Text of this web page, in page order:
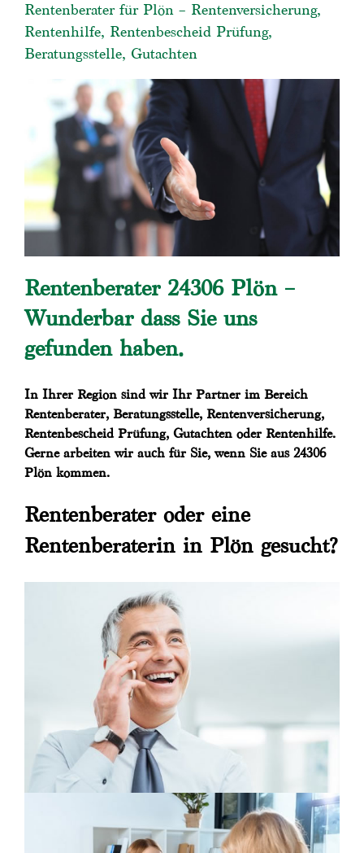
Rentenberater für Plön – Rentenversicherung,
Rentenhilfe, Rentenbescheid Prüfung,
Beratungsstelle, Gutachten
Rentenberater 24306 Plön –
Wunderbar dass Sie uns
gefunden haben.
In Ihrer Region sind wir Ihr Partner im Bereich
Rentenberater, Beratungsstelle, Rentenversicherung,
Rentenbescheid Prüfung, Gutachten oder Rentenhilfe.
Gerne arbeiten wir auch für Sie, wenn Sie aus 24306
Plön kommen.
Rentenberater oder eine
Rentenberaterin in Plön gesucht?